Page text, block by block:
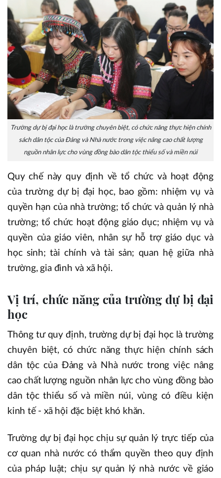
Trường dự bị đại học là trường chuyên biệt, có chức năng thực hiện chính
sách dân tộc của Đảng và Nhà nước trong việc nâng cao chất lượng
nguồn nhân lực cho vùng đồng bào dân tộc thiểu số và miền núi
Quy chế này quy định về tổ chức và hoạt động
của trường dự bị đại học, bao gồm: nhiệm vụ và
quyền hạn của nhà trường; tổ chức và quản lý nhà
trường; tổ chức hoạt động giáo dục; nhiệm vụ và
quyền của giáo viên, nhân sự hỗ trợ giáo dục và
học sinh; tài chính và tài sản; quan hệ giữa nhà
trường, gia đình và xã hội.
Vị trí, chức năng của trường dự bị đại
học
Thông tư quy định, trường dự bị đại học là trường
chuyên biệt, có chức năng thực hiện chính sách
dân tộc của Đảng và Nhà nước trong việc nâng
cao chất lượng nguồn nhân lực cho vùng đồng bào
dân tộc thiểu số và miền núi, vùng có điều kiện
kinh tế - xã hội đặc biệt khó khăn.
Trường dự bị đại học chịu sự quản lý trực tiếp của
cơ quan nhà nước có thẩm quyền theo quy định
của pháp luật; chịu sự quản lý nhà nước về giáo